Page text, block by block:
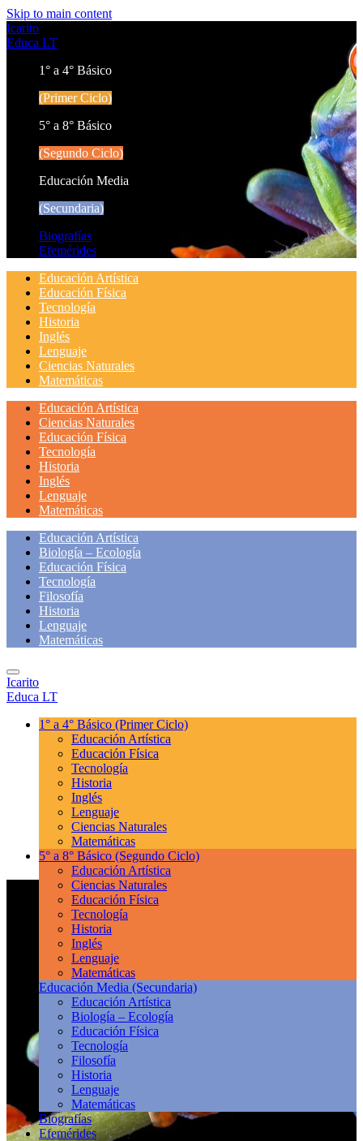
Skip to main content
Icarito
Educa LT
1° a 4° Básico
(Primer Ciclo)
5° a 8° Básico
(Segundo Ciclo)
Educación Media
(Secundaria)
Biografías
Efemérides
Educación Artística
Educación Física
Tecnología
Historia
Inglés
Lenguaje
Ciencias Naturales
Matemáticas
Educación Artística
Ciencias Naturales
Educación Física
Tecnología
Historia
Inglés
Lenguaje
Matemáticas
Educación Artística
Biología – Ecología
Educación Física
Tecnología
Filosofía
Historia
Lenguaje
Matemáticas
Icarito
Educa LT
1° a 4° Básico (Primer Ciclo)
Educación Artística
Educación Física
Tecnología
Historia
Inglés
Lenguaje
Ciencias Naturales
Matemáticas
5° a 8° Básico (Segundo Ciclo)
Educación Artística
Ciencias Naturales
Educación Física
Tecnología
Historia
Inglés
Lenguaje
Matemáticas
Educación Media (Secundaria)
Educación Artística
Biología – Ecología
Educación Física
Tecnología
Filosofía
Historia
Lenguaje
Matemáticas
Biografías
Efemérides